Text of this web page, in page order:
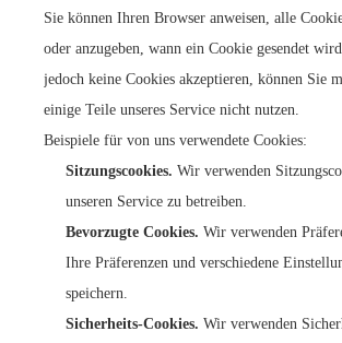
Sie können Ihren Browser anweisen, alle
oder anzugeben, wann ein Cookie gesendet
jedoch keine Cookies akzeptieren, können Sie
einige Teile unseres Service nicht nutzen.
Beispiele für von uns verwendete Cookies:
Sitzungscookies. Wir verwenden
unseren Service zu betreiben.
Bevorzugte Cookies. Wir verwenden
Ihre Präferenzen und verschiedene
speichern.
Sicherheits-Cookies. Wir verwenden